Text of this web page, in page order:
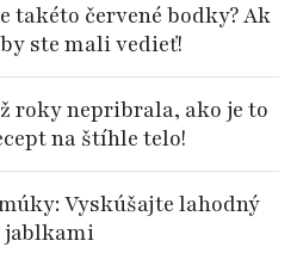
takéto červené bodky? Ak
ste mali vedieť!
roky nepribrala, ako je to
na štíhle telo!
Vyskúšajte lahodný
jablkami